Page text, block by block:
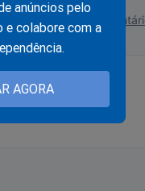
anúncios pelo
e colabore com a
AGORA
partilha de
eleitorais, o politico
mãos das empresas